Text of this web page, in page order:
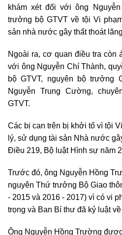
khám xét đối với ông
trưởng bộ GTVT về tội Vi
sản nhà nước gây thất thoát
Ngoài ra, cơ quan điều tra còn
với ông Nguyễn Chí Thành,
bộ GTVT, nguyên bộ trưởng
Nguyễn Trung Cường,
GTVT.
Các bị can trên bị khởi tố vì tội
lý, sử dụng tài sản Nhà nước
Điều 219, Bộ luật Hình sự năm
Trước đó, ông Nguyễn Hồng
nguyên Thứ trưởng Bộ Giao
- 2015 và 2016 - 2017) vì có vi
trọng và Ban Bí thư đã kỷ luật
Ông Nguyễn Hồng Trường